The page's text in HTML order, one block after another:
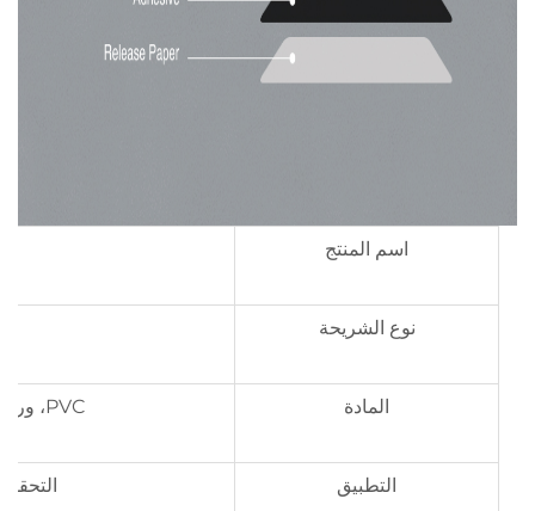
اسم المنتج
نوع الشريحة
المادة PVC، ورق، PET، PETG، ورق مطلي، ورق حراري
التطبيق التحقق